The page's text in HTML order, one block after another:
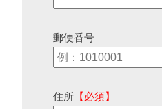
郵便番号
住所 【必須】